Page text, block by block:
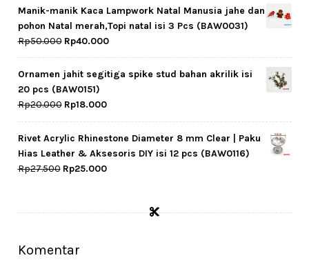
was:
Rp47.000.
is:
Rp35.000.
Manik-manik Kaca Lampwork Natal Manusia jahe dan
pohon Natal merah,Topi natal isi 3 Pcs (BAW0031)
Rp50.000 Original
price
was:
Rp50.000.
Rp40.000Current
price
is:
Ornamen jahit segitiga spike stud bahan akrilik isi
20 pcs (BAW0151)
Rp20.000 Original
price
was:
Rp20.000.
Rp18.000Current
price
is:
Rp18.000.
Rivet Acrylic Rhinestone Diameter 8 mm Clear | Paku
Hias Leather & Aksesoris DIY isi 12 pcs (BAW0116)
Rp27.500 Original
Rp27.500.
Rp25.000Current
Rp25.000.
Komentar